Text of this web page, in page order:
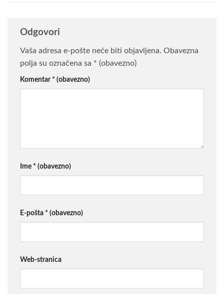
Odgovori
Vaša adresa e-pošte neće biti objavljena. Obavezna
polja su označena sa * (obavezno)
Komentar * (obavezno)
Ime * (obavezno)
E-pošta * (obavezno)
Web-stranica